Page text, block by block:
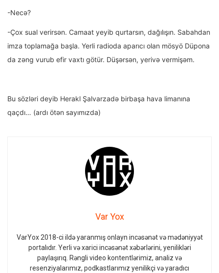
-Necə?
-Çox sual verirsən. Camaat yeyib qurtarsın, dağılışın. Sabahdan
imza toplamağa başla. Yerli radioda aparıcı olan mösyö Düpona
da zəng vurub efir vaxtı götür. Düşərsən, yerivə vermişəm.
Bu sözləri deyib Herakl Şalvarzadə birbaşa hava limanına
qaçdı… (ardı ötən sayımızda)
Var Yox
VarYox 2018-ci ildə yaranmış onlayn incəsənət və mədəniyyət
portalıdır. Yerli və xarici incəsənət xəbərlərini, yenilikləri
paylaşırıq. Rəngli video kontentlərimiz, analiz və
resenziyalarımız, podkastlarımız yenilikçi və yaradıcı